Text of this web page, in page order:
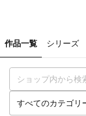
作品一覧 シリーズ